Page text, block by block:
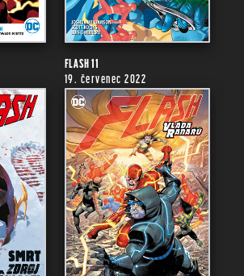
FLASH 11
19. červenec 2022